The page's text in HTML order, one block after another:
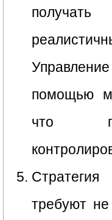
помощью
что
требуют